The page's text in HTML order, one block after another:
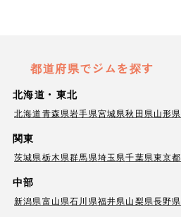
都道府県でジムを探す
北海道・東北
北海道青森県岩手県宮城県秋田県山形県
関東
茨城県栃木県群馬県埼玉県千葉県東京都
中部
新潟県富山県石川県福井県山梨県長野県